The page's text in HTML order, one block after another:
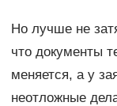
Но лучше не
что документы
меняется, а у
неотложные